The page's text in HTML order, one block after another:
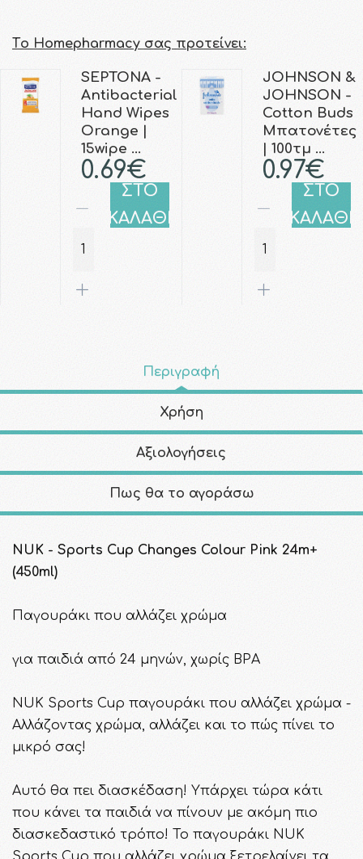
Τo Homepharmacy σας προτείνει:
SEPTONA -
Antibacterial
Hand Wipes
Orange |
15wipe …
0.69€
ΣΤΟ
ΚΑΛΑΘΙ
JOHNSON &
JOHNSON -
Cotton Buds
Μπατονέτες
| 100τμ …
0.97€
ΣΤΟ
ΚΑΛΑΘΙ
Περιγραφή
Χρήση
Αξιολογήσεις
Πως θα το αγοράσω
NUK - Sports Cup Changes Colour Pink 24m+
(450ml)
Παγουράκι που αλλάζει χρώμα
για παιδιά από 24 μηνών, χωρίς BPA
NUK Sports Cup παγουράκι που αλλάζει χρώμα -
Αλλάζοντας χρώμα, αλλάζει και το πώς πίνει το
μικρό σας!
Αυτό θα πει διασκέδαση! Υπάρχει τώρα κάτι
που κάνει τα παιδιά να πίνουν με ακόμη πιο
διασκεδαστικό τρόπο! Το παγουράκι NUK